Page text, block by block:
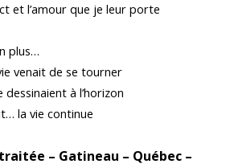
et l’amour que je leur porte
plus…
venait de se tourner
dessinaient à l’horizon
la vie continue
– Gatineau – Québec –